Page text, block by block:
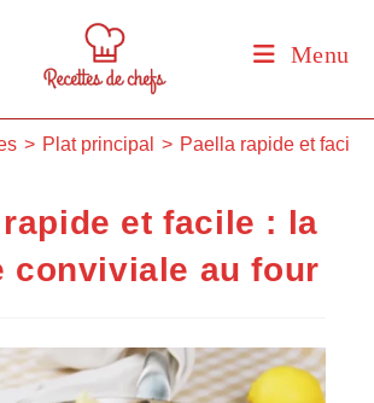
Menu
> Plat principal > Paella rapide et facile
et facile : la
conviviale au four